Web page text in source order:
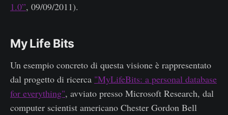
1.0”, 09/09/2011).
My Life Bits
Un esempio concreto di questa visione è rappresentato
dal progetto di ricerca "MyLifeBits: a personal database
for everything", avviato presso Microsoft Research, dal
computer scientist americano Chester Gordon Bell